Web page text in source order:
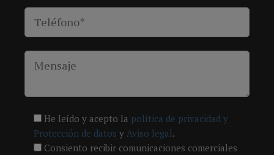
He leído y acepto la política de privacidad y
Protección de datos y Aviso legal.
Consiento recibir comunicaciones comerciales